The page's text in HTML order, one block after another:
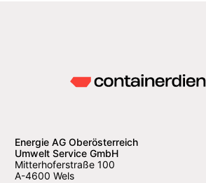
Energie AG Oberösterreich
Umwelt Service GmbH
Mitterhoferstraße 100
A-4600 Wels